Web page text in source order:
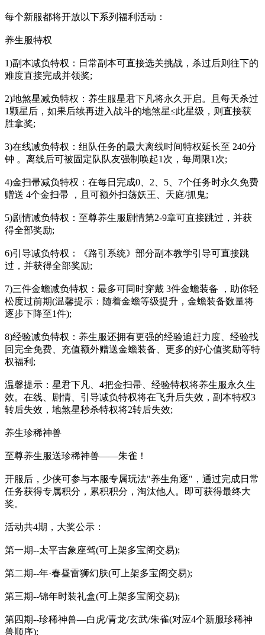
每个新服都将开放以下系列福利活动：
养生服特权
1)副本减负特权：日常副本可直接选关挑战，杀过后则往下的
难度直接完成并领奖;
2)地煞星减负特权：养生服星君下凡将永久开启。且每天杀过
1颗星后，如果后续再进入战斗的地煞星≤此星级，则直接获
胜拿奖;
3)在线减负特权：组队任务的最大离线时间特权延长至 240分
钟 。离线后可被固定队队友强制唤起1次，每周限1次;
4)金扫帚减负特权：在每日完成0、2、5、7个任务时永久免费
赠送 4个金扫帚 ，且可额外扫荡妖王、天庭/抓鬼;
5)剧情减负特权：至尊养生服剧情第2-9章可直接跳过，并获
得全部奖励;
6)引导减负特权：《路引系统》部分副本教学引导可直接跳
过，并获得全部奖励;
7)三件金蟾减负特权：最多可同时穿戴 3件金蟾装备 ，助你轻
松度过前期(温馨提示：随着金蟾等级提升，金蟾装备数量将
逐步下降至1件);
8)经验减负特权：养生服还拥有更强的经验追赶力度、经验找
回完全免费、充值额外赠送金蟾装备、更多的好心值奖励等特
权福利;
温馨提示：星君下凡、4把金扫帚、经验特权将养生服永久生
效。在线、剧情、引导减负特权将在飞升后失效，副本特权3
转后失效，地煞星秒杀特权将2转后失效;
养生珍稀神兽
至尊养生服送珍稀神兽——朱雀！
开服后，少侠可参与本服专属玩法"养生角逐"，通过完成日常
任务获得专属积分，累积积分，淘汰他人。即可获得最终大
奖。
活动共4期，大奖公示：
第一期--太平吉象座驾(可上架多宝阁交易);
第二期--年·春昼雷狮幻肤(可上架多宝阁交易);
第三期--锦年时装礼盒(可上架多宝阁交易);
第四期--珍稀神兽—白虎/青龙/玄武/朱雀(对应4个新服珍稀神
兽顺序);